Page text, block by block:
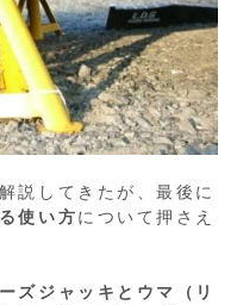
説してきたが、最後に
使い方について押さえ
ズジャッキとウマ（リ